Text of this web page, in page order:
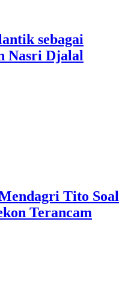
sebagai
Nasri Djalal
Tito Soal
Terancam